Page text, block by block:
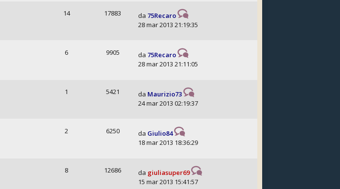
14 17883 da 75Recaro
28 mar 2013 21:19:35
6 9905 da 75Recaro
28 mar 2013 21:11:05
1 5421 da Maurizio73
24 mar 2013 02:19:37
2 6250 da Giulio84
18 mar 2013 18:36:29
8 12686 da giuliasuper69
15 mar 2013 15:41:57